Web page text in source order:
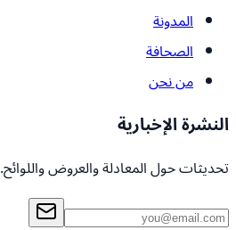
المدونة
الصحافة
من نحن
النشرة الإخبارية
تحديثات حول المعادلة والعروض واللوائح.